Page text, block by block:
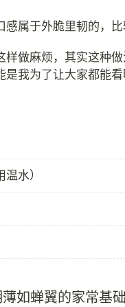
感属于外脆里韧的，比
样做麻烦，其实这种
水）
如蝉翼的家常基